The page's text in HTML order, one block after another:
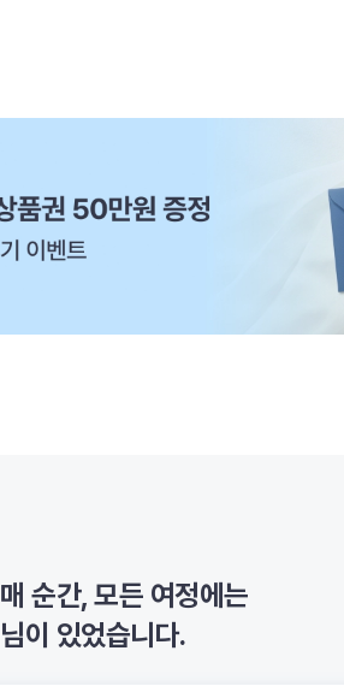
순간, 모든 여정에는
이 있었습니다.